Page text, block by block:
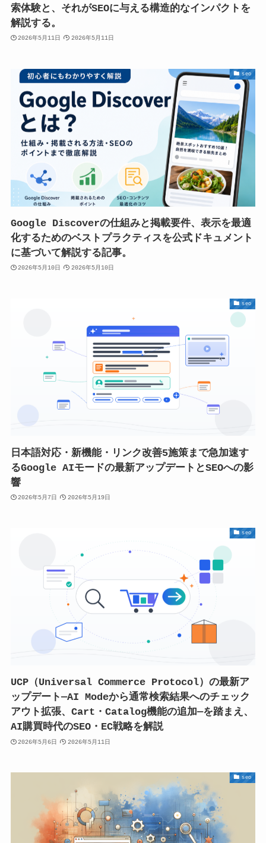
索体験と、それがSEOに与える構造的なインパクトを
解説する。
2026年5月11日 2026年5月11日
seo
Google Discoverの仕組みと掲載要件、表示を最適
化するためのベストプラクティスを公式ドキュメント
に基づいて解説する記事。
2026年5月10日 2026年5月10日
seo
日本語対応・新機能・リンク改善5施策まで急加速す
るGoogle AIモードの最新アップデートとSEOへの影
響
2026年5月7日 2026年5月19日
seo
UCP（Universal Commerce Protocol）の最新ア
ップデート—AI Modeから通常検索結果へのチェック
アウト拡張、Cart・Catalog機能の追加—を踏まえ、
AI購買時代のSEO・EC戦略を解説
2026年5月6日 2026年5月11日
seo